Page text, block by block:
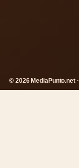
© 2026 MediaPunto.net ·